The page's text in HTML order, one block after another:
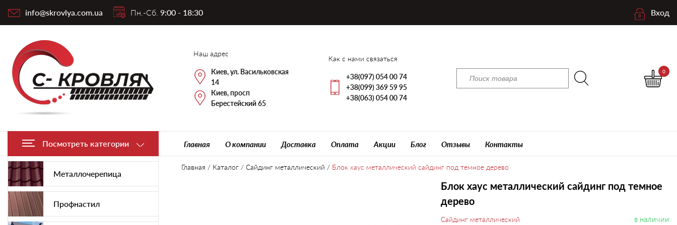
info@skrovlya.com.ua Пн.-Сб. 9:00 - 18:30 Вход
Наш адрес
Киев, ул. Васильковская
14
Киев, просп
Берестейский 65
Как с нами связаться
+38(097) 054 00 74
+38(099) 369 59 95
+38(063) 054 00 74
0
Посмотреть категории Главная О компании Доставка Оплата Акции Блог Отзывы Контакты
Металлочерепица
Профнастил
Главная / Каталог / Сайдинг металлический / Блок хаус металлический сайдинг под темное дерево
Блок хаус металлический сайдинг под темное
дерево
Сайдинг металлический в наличии